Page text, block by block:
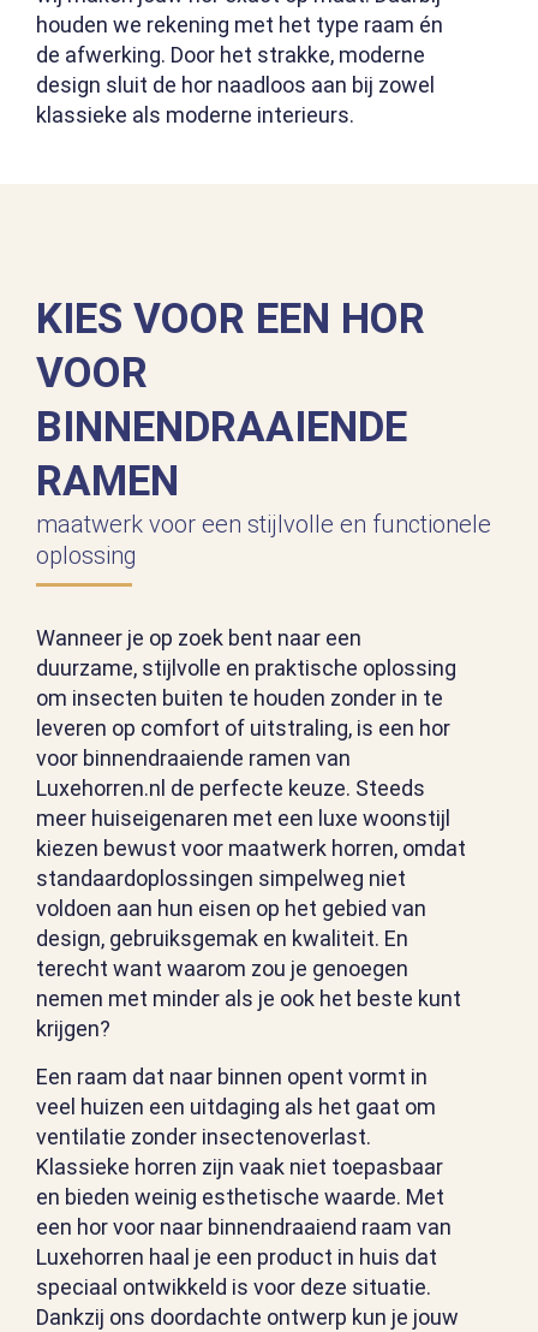
houden we rekening met het type raam én
de afwerking. Door het strakke, moderne
design sluit de hor naadloos aan bij zowel
klassieke als moderne interieurs.
KIES VOOR EEN HOR
VOOR
BINNENDRAAIENDE
RAMEN
maatwerk voor een stijlvolle en functionele
oplossing
Wanneer je op zoek bent naar een
duurzame, stijlvolle en praktische oplossing
om insecten buiten te houden zonder in te
leveren op comfort of uitstraling, is een hor
voor binnendraaiende ramen van
Luxehorren.nl de perfecte keuze. Steeds
meer huiseigenaren met een luxe woonstijl
kiezen bewust voor maatwerk horren, omdat
standaardoplossingen simpelweg niet
voldoen aan hun eisen op het gebied van
design, gebruiksgemak en kwaliteit. En
terecht want waarom zou je genoegen
nemen met minder als je ook het beste kunt
krijgen?
Een raam dat naar binnen opent vormt in
veel huizen een uitdaging als het gaat om
ventilatie zonder insectenoverlast.
Klassieke horren zijn vaak niet toepasbaar
en bieden weinig esthetische waarde. Met
een hor voor naar binnendraaiend raam van
Luxehorren haal je een product in huis dat
speciaal ontwikkeld is voor deze situatie.
Dankzij ons doordachte ontwerp kun je jouw